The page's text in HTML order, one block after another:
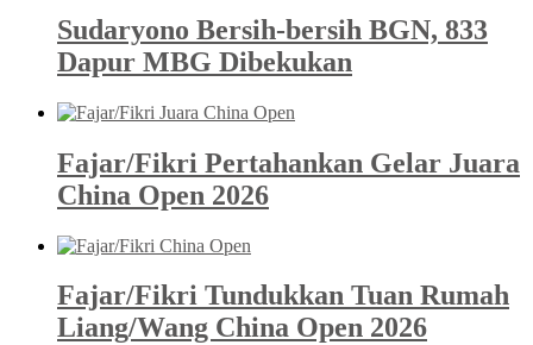
Sudaryono Bersih-bersih BGN, 833
Dapur MBG Dibekukan
Fajar/Fikri Pertahankan Gelar Juara
China Open 2026
Fajar/Fikri Tundukkan Tuan Rumah
Liang/Wang China Open 2026